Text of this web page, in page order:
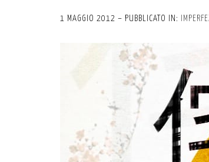
1 MAGGIO 2012 – PUBBLICATO IN: